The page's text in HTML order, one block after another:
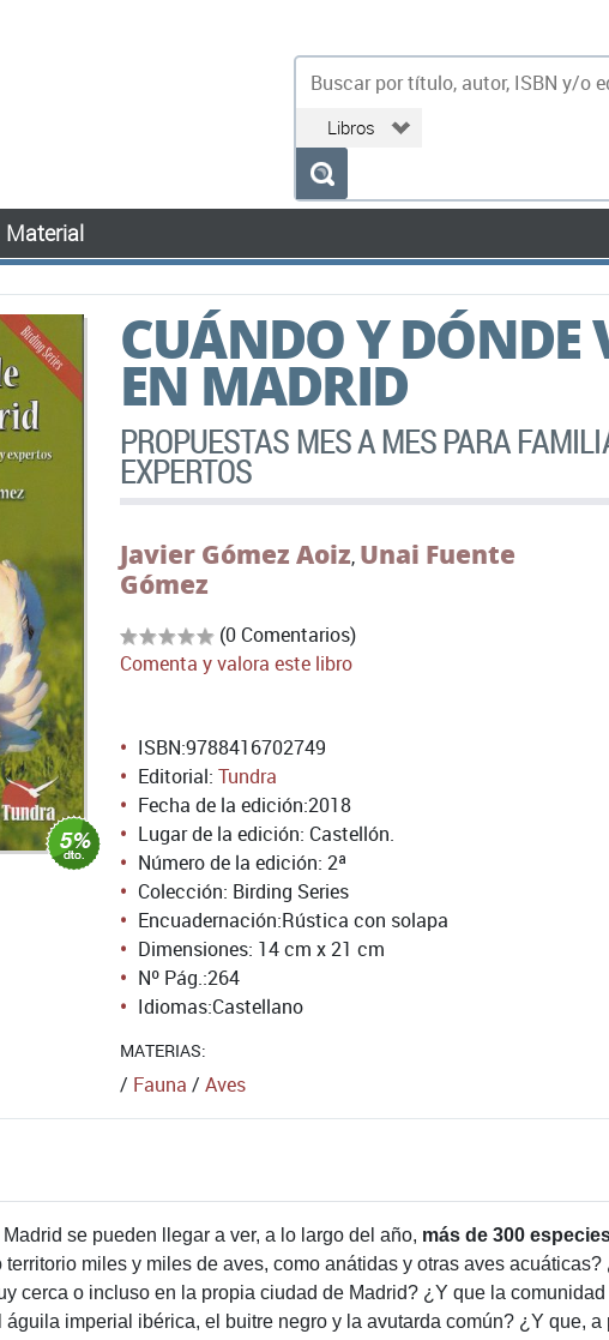
Material
CUÁNDO Y DÓNDE
EN MADRID
PROPUESTAS MES A MES PARA
EXPERTOS
Javier Gómez Aoiz, Unai Fuente
Gómez
(0 Comentarios)
Comenta y valora este libro
ISBN:9788416702749
Editorial: Tundra
Fecha de la edición:2018
Lugar de la edición: Castellón.
Número de la edición: 2ª
Colección: Birding Series
Encuadernación:Rústica con solapa
Dimensiones: 14 cm x 21 cm
Nº Pág.:264
Idiomas:Castellano
MATERIAS:
/ Fauna / Aves
se pueden llegar a ver, a lo largo del año, más de 300
miles y miles de aves, como anátidas y otras aves
cerca o incluso en la propia ciudad de Madrid? ¿Y que la
imperial ibérica, el buitre negro y la avutarda común? ¿Y que, a